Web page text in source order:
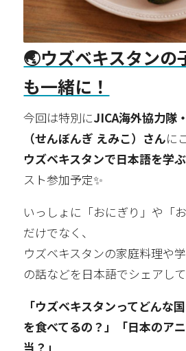
🌏ウズベキスタンの
も一緒に！
今回は特別にJICA海外協力隊
（せんぼんぎ えみこ）さんに
ウズベキスタンで日本語を学
スト参加予定✨
いっしょに「おにぎり」や「
だけでなく、
ウズベキスタンの家庭料理や
の話などを日本語でシェアして
「ウズベキスタンってどんな
を食べてるの？」「日本のア
当？」